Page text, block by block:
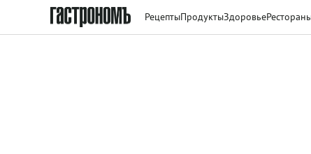
РецептыПродуктыЗдоровье